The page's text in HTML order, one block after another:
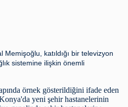
Memişoğlu , katıldığı bir televizyon
sistemine ilişkin önemli
örnek gösterildiğini ifade eden
'da yeni şehir hastanelerinin